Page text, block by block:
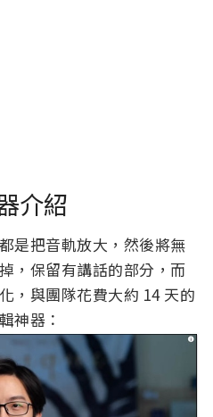
介紹
是把音軌放大，然後將無
，保留有講話的部分，而
，與團隊花費大約 14 天的
神器：